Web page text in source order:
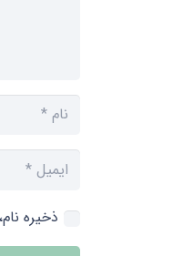
ذخیره